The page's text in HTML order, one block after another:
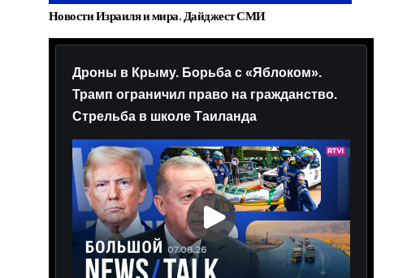
Новости Израиля и мира. Дайджест СМИ